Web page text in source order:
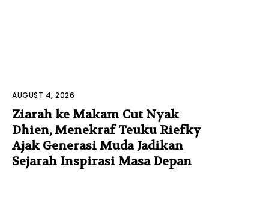
AUGUST 4, 2026
Ziarah ke Makam Cut Nyak
Dhien, Menekraf Teuku Riefky
Ajak Generasi Muda Jadikan
Sejarah Inspirasi Masa Depan